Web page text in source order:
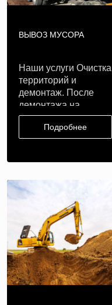
ВЫВОЗ МУСОРА
Наши услуги Очистка
территорий и
демонтаж. После
демонтажа на
площа..
Подробнее